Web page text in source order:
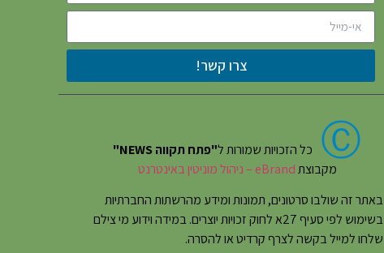
צרו קשר!
Ⓒ כל הזכויות שמורות ל"פתח תקווה NEWS"
מקבוצתeBrand – ניהול מוניטין באינטרנט
באתר זה שולבו סרטונים, תמונות ומידע מהרשתות החברתיות
בשימוש לפי סעיף 27א לחוק זכויות יוצרים. במידה וידוע מי צילם
שלחו למייל בקשה לצרף קרדיט או להסרה.